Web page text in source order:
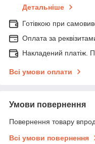
Детальніше
Готівкою при
Оплата за
Накладений платіж.
Всі умови оплати
Умови повернення
Повернення товару
Всі умови повернення